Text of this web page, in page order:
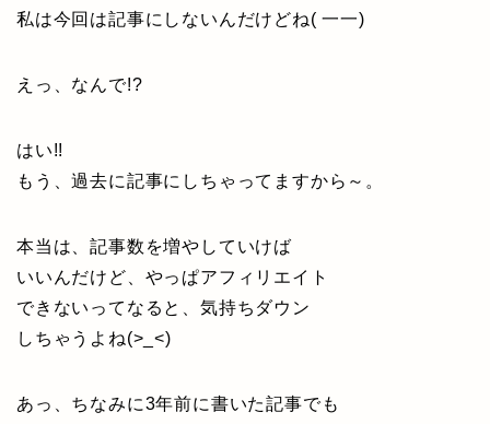
私は今回は記事にしないんだけどね( 一一)
えっ、なんで!?
はい!!
もう、過去に記事にしちゃってますから～。
本当は、記事数を増やしていけば
いいんだけど、やっぱアフィリエイト
できないってなると、気持ちダウン
しちゃうよね(>_<)
あっ、ちなみに3年前に書いた記事でも